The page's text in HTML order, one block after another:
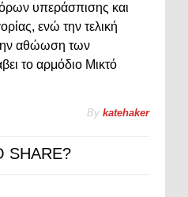
υπεράσπισης και
ενώ την τελική
αθώωση των
το αρμόδιο Μικτό
By katehaker
SHARE?